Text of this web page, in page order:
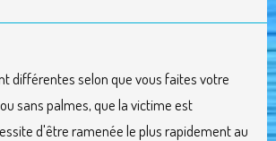
différentes selon que vous faites votre
sans palmes, que la victime est
d'être ramenée le plus rapidement au